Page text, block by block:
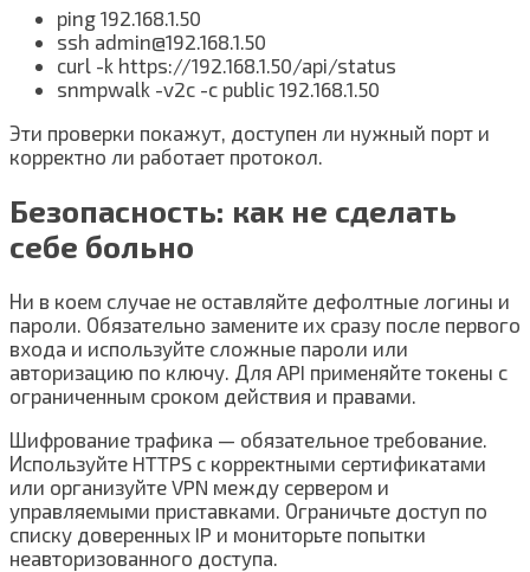
ping 192.168.1.50
ssh admin@192.168.1.50
curl -k https://192.168.1.50/api/status
snmpwalk -v2c -c public 192.168.1.50
Эти проверки покажут, доступен ли нужный порт и
корректно ли работает протокол.
Безопасность: как не сделать
себе больно
Ни в коем случае не оставляйте дефолтные логины и
пароли. Обязательно замените их сразу после первого
входа и используйте сложные пароли или
авторизацию по ключу. Для API применяйте токены с
ограниченным сроком действия и правами.
Шифрование трафика — обязательное требование.
Используйте HTTPS с корректными сертификатами
или организуйте VPN между сервером и
управляемыми приставками. Ограничьте доступ по
списку доверенных IP и мониторьте попытки
неавторизованного доступа.